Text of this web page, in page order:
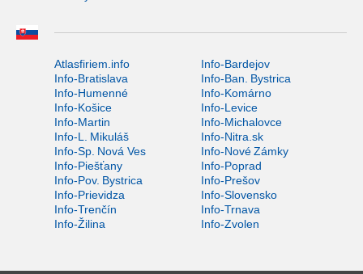
Atlasfiriem.info
Info-Bardejov
Info-Bratislava
Info-Ban. Bystrica
Info-Humenné
Info-Komárno
Info-Košice
Info-Levice
Info-Martin
Info-Michalovce
Info-L. Mikuláš
Info-Nitra.sk
Info-Sp. Nová Ves
Info-Nové Zámky
Info-Piešťany
Info-Poprad
Info-Pov. Bystrica
Info-Prešov
Info-Prievidza
Info-Slovensko
Info-Trenčín
Info-Trnava
Info-Žilina
Info-Zvolen